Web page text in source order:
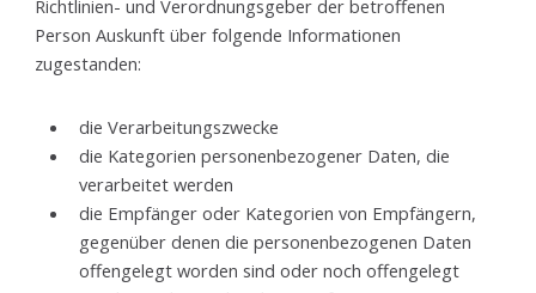
Richtlinien- und Verordnungsgeber der betroffenen
Person Auskunft über folgende Informationen
zugestanden:
die Verarbeitungszwecke
die Kategorien personenbezogener Daten, die
verarbeitet werden
die Empfänger oder Kategorien von Empfängern,
gegenüber denen die personenbezogenen Daten
offengelegt worden sind oder noch offengelegt